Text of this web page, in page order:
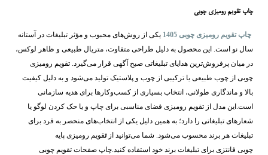
چاپ تقویم رومیزی چوبی
چاپ تقویم رومیزی چوبی 1405
یکی از روش‌های محبوب و مؤثر تبلیغات در آستانه
سال نو است. این محصول به دلیل طراحی متفاوت، متریال طبیعی و ظاهر لوکس،
در میان پرفروش‌ترین هدایای تبلیغاتی صبح آگهی قرار می‌گیرد. تقویم رومیزی
چوبی از چوب طبیعی یا ترکیبی از چوب و پلاستیک تولید می‌شود و به دلیل کیفیت
بالا و ماندگاری طولانی، انتخاب بسیاری از کسب‌وکارها برای هدیه سازمانی
است.این مدل از تقویم رومیزی فضای مناسبی برای چاپ و یا حک کردن لوگو یا
شعارهای تبلیغاتی را دارد؛ به همین دلیل یکی از انتخاب‌های منحصر به فرد برای
تبلیغات هر برند محسوب می‌شود. شما می‌توانید ازتقویم رومیزی پایه‌
چوبی فانتزی برای تبلیغات برند خود استفاده کنید.چاپ صفحات تقویم چوبی